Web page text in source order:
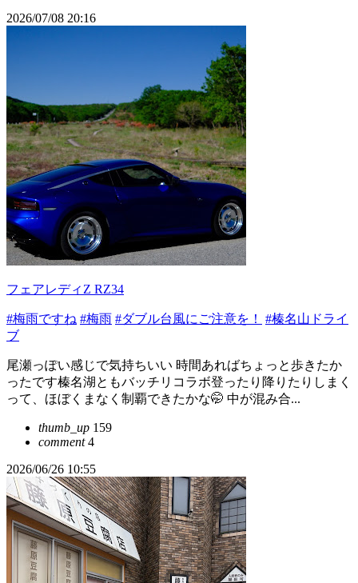
2026/07/08 20:16
フェアレディZ RZ34
#梅雨ですね #梅雨 #ダブル台風にご注意を！
#榛名山ドライ
ブ
尾瀬っぽい感じで気持ちいい 時間あればちょっと歩きたか
ったです榛名湖ともバッチリコラボ登ったり降りたりしまく
って、ほぼくまなく制覇できたかな🤭 中が混み合...
thumb_up 159
comment4
2026/06/26 10:55